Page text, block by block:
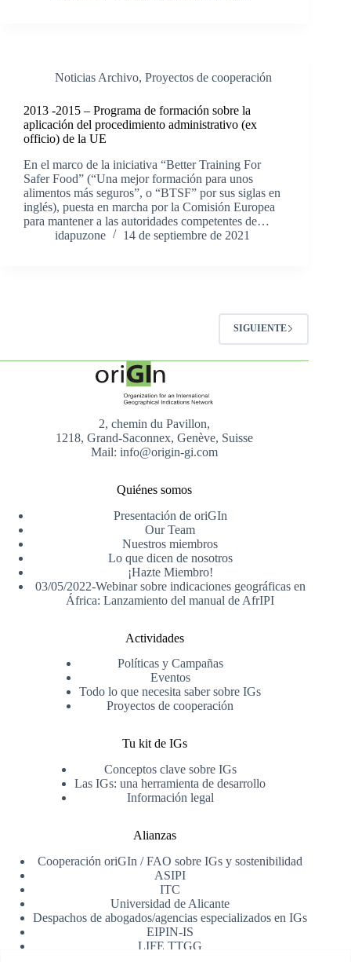
Noticias Archivo, Proyectos de cooperación
2013 -2015 – Programa de formación sobre la
aplicación del procedimiento administrativo (ex
officio) de la UE
En el marco de la iniciativa “Better Training For
Safer Food” (“Una mejor formación para unos
alimentos más seguros”, o “BTSF” por sus siglas en
inglés), puesta en marcha por la Comisión Europea
para mantener a las autoridades competentes de…
idapuzone
14 de septiembre de 2021
SIGUIENTE
2, chemin du Pavillon,
1218, Grand-Saconnex, Genève, Suisse
Mail: info@origin-gi.com
Quiénes somos
Presentación de oriGIn
Our Team
Nuestros miembros
Lo que dicen de nosotros
¡Hazte Miembro!
03/05/2022-Webinar sobre indicaciones geográficas en
África: Lanzamiento del manual de AfrIPI
Actividades
Políticas y Campañas
Eventos
Todo lo que necesita saber sobre IGs
Proyectos de cooperación
Tu kit de IGs
Conceptos clave sobre IGs
Las IGs: una herramienta de desarrollo
Información legal
Alianzas
Cooperación oriGIn / FAO sobre IGs y sostenibilidad
ASIPI
ITC
Universidad de Alicante
Despachos de abogados/agencias especializados en IGs
EIPIN-IS
LIFE TTGG